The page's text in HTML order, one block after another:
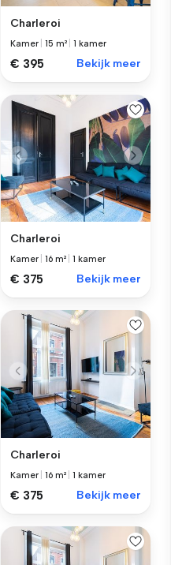
Charleroi
Kamer |15 m² |1 kamer
€ 395 Bekijk meer
Charleroi
Kamer |16 m² |1 kamer
€ 375 Bekijk meer
Charleroi
Kamer |16 m² |1 kamer
€ 375 Bekijk meer